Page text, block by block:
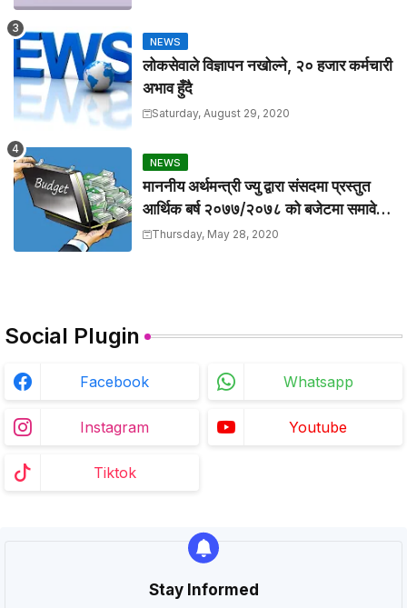
NEWS
लोकसेवाले विज्ञापन नखोल्ने, २० हजार कर्मचारी
अभाव हुँदै
Saturday, August 29, 2020
NEWS
माननीय अर्थमन्त्री ज्यु द्वारा संसदमा प्रस्तुत
आर्थिक बर्ष २०७७/२०७८ को बजेटमा समावेश
गरिएका केहि मुख्य बुँदाहरु
Thursday, May 28, 2020
Social Plugin
Facebook Whatsapp
Instagram Youtube
Tiktok
Stay Informed